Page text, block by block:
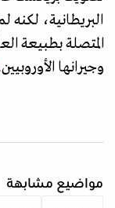
البريطانية،
المتصلة بطبيعة
وجيرانها
مواضيع مشابهة